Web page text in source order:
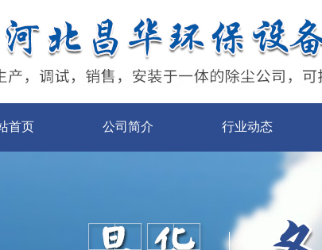
首页 公司简介 行业动态